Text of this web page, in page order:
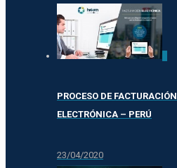
PROCESO DE FACTURACIÓN
ELECTRÓNICA – PERÚ
23/04/2020